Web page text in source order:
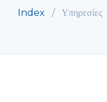
Index Υπηρεσίες